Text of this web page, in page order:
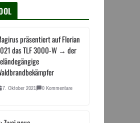
präsentiert auf Florian
das TLF 3000-W → der
7. Oktober 2021 0 Kommentare